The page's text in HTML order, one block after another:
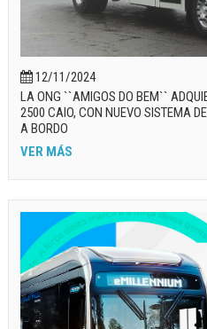
12/11/2024
LA ONG ``AMIGOS DO BEM``
2500 CAIO, CON NUEVO SISTEMA
A BORDO
VER MÁS